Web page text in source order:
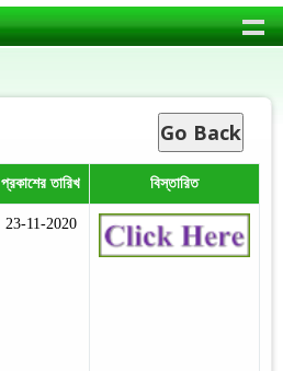
Go Back
প্রকাশের তারিখ বিস্তারিত
23-11-2020